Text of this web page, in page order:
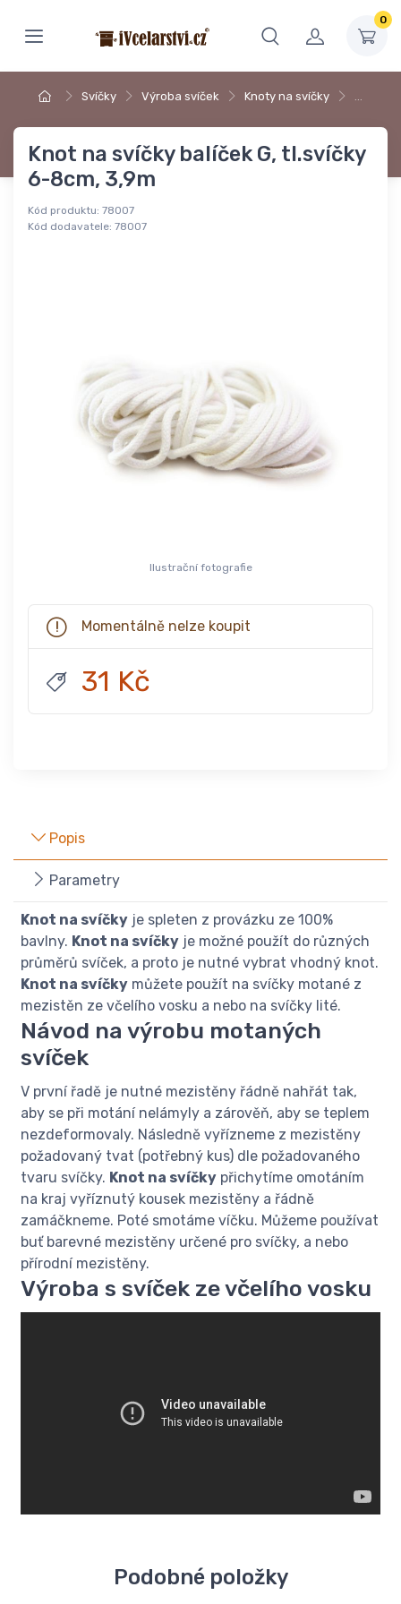
0
Svíčky Výroba svíček Knoty na svíčky …
Knot na svíčky balíček G, tl.svíčky
6-8cm, 3,9m
Kód produktu: 78007
Kód dodavatele: 78007
Ilustrační fotografie
Momentálně nelze koupit
31 Kč
Popis
Parametry
Knot na svíčky je spleten z provázku ze 100%
bavlny. Knot na svíčky je možné použít do různých
průměrů svíček, a proto je nutné vybrat vhodný knot.
Knot na svíčky můžete použít na svíčky motané z
mezistěn ze včelího vosku a nebo na svíčky lité.
Návod na výrobu motaných
svíček
V první řadě je nutné mezistěny řádně nahřát tak,
aby se při motání nelámyly a zárověň, aby se teplem
nezdeformovaly. Následně vyřízneme z mezistěny
požadovaný tvat (potřebný kus) dle požadovaného
tvaru svíčky. Knot na svíčky přichytíme omotáním
na kraj vyříznutý kousek mezistěny a řádně
zamáčkneme. Poté smotáme víčku. Můžeme používat
buť barevné mezistěny určené pro svíčky, a nebo
přírodní mezistěny.
Výroba s svíček ze včelího vosku
Podobné položky